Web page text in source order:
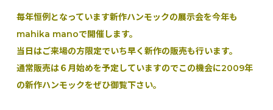
毎年恒例となっています新作ハンモックの展示会を今年も
mahika manoで開催します。
当日はご来場の方限定でいち早く新作の販売も行います。
通常販売は６月始めを予定していますのでこの機会に2009年
の新作ハンモックをぜひ御覧下さい。